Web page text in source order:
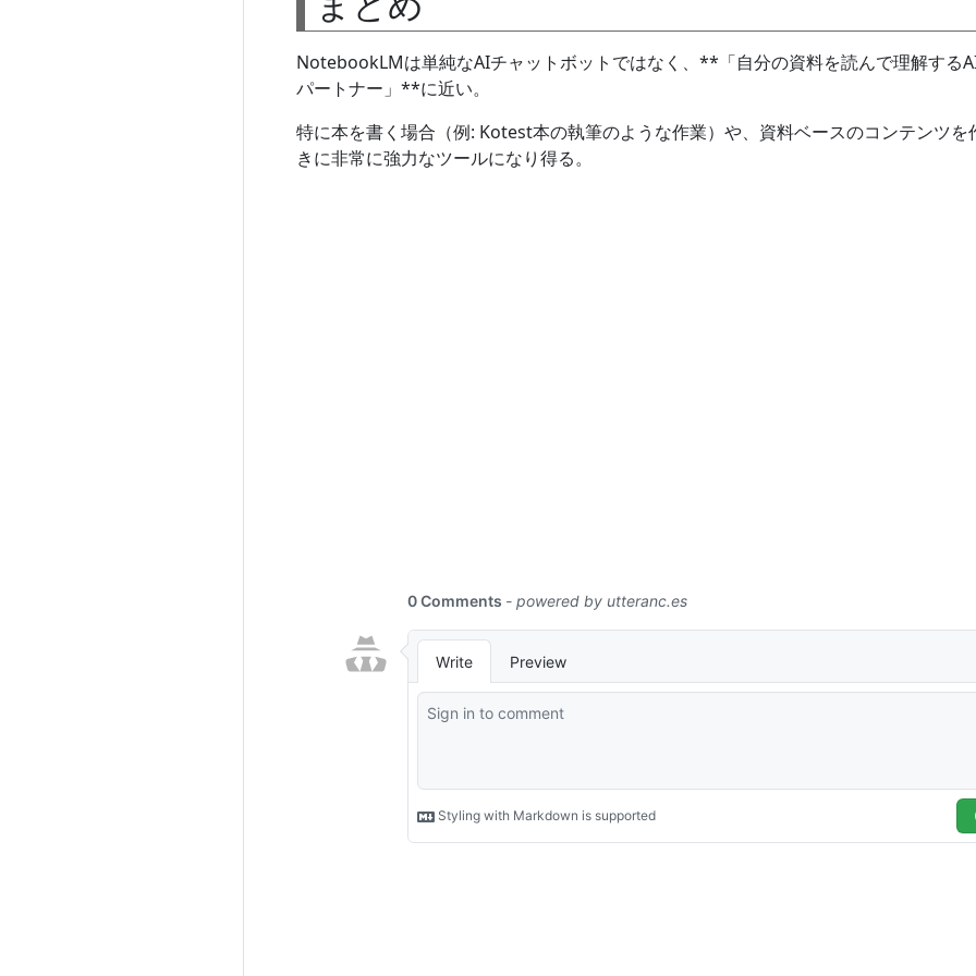
NotebookLMは単純なAIチャットボットではなく、**「自分の資料を読んで理解する
パートナー」**に近い。
特に本を書く場合（例: Kotest本の執筆のような作業）や、資料ベースのコンテンツを
きに非常に強力なツールになり得る。